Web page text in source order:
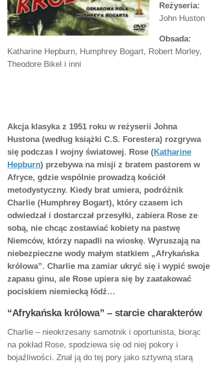
Reżyseria:
John Huston
Obsada:
Katharine Hepburn, Humphrey Bogart, Robert Morley,
Theodore Bikel i inni
Akcja klasyka z 1951 roku w reżyserii Johna
Hustona (według książki C.S. Forestera) rozgrywa
się podczas I wojny światowej. Rose (Katharine
Hepburn) przebywa na misji z bratem pastorem w
Afryce, gdzie wspólnie prowadzą kościół
metodystyczny. Kiedy brat umiera, podróżnik
Charlie (Humphrey Bogart), który czasem ich
odwiedzał i dostarczał przesyłki, zabiera Rose ze
sobą, nie chcąc zostawiać kobiety na pastwę
Niemców, którzy napadli na wioskę. Wyruszają na
niebezpieczne wody małym statkiem „Afrykańska
królowa”. Charlie ma zamiar ukryć się i wypić swoje
zapasu ginu, ale Rose upiera się by zaatakować
pociskiem niemiecką łódź…
“Afrykańska królowa” – starcie charakterów
Charlie – nieokrzesany samotnik i oportunista, biorąc
na pokład Rose, spodziewa się od niej pokory i
bojaźliwości. Znał ją do tej pory jako sztywną starą